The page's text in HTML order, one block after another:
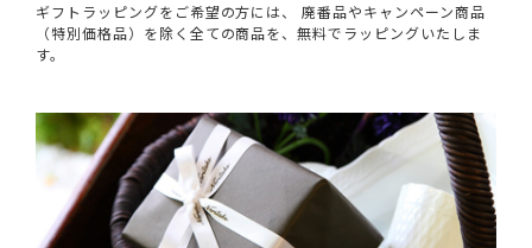
ギフトラッピングをご希望の方には、 廃番品やキャンペーン商品
（特別価格品）を除く全ての商品を、無料でラッピングいたしま
す。